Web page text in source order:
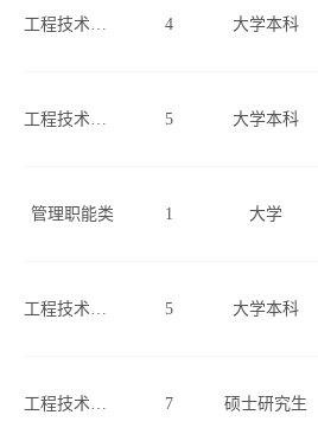
4 大学本科
5 大学本科
管理职能类 1 大学
5 大学本科
7 硕士研究生